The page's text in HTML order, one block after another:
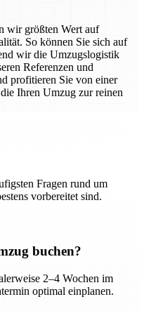
wir größten Wert auf
So können Sie sich auf
wir die Umzugslogistik
Referenzen und
profitieren Sie von einer
Ihren Umzug zur reinen
Fragen rund um
vorbereitet sind.
buchen?
2–4 Wochen im
optimal einplanen.